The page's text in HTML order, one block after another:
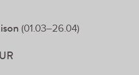
(01.03–26.04)